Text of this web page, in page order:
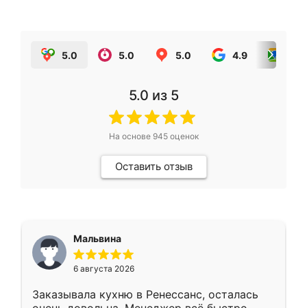
5.0 5.0 5.0 4.9
5.0 из 5
На основе 945оценок
Оставить отзыв
Мальвина
6 августа 2026
Заказывала кухню в Ренессанс, осталась